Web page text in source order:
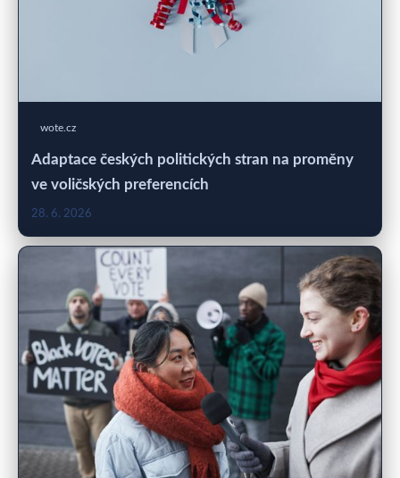
wote.cz
Adaptace českých politických stran na proměny
ve voličských preferencích
28. 6. 2026